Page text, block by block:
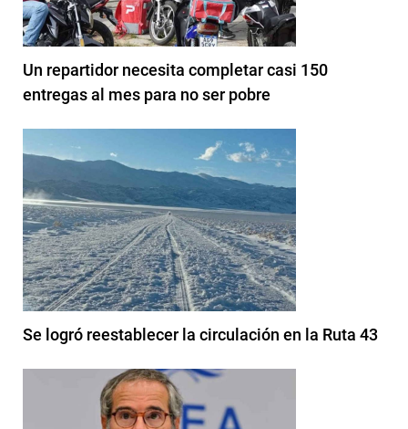
Un repartidor necesita completar casi 150
entregas al mes para no ser pobre
Se logró reestablecer la circulación en la Ruta 43